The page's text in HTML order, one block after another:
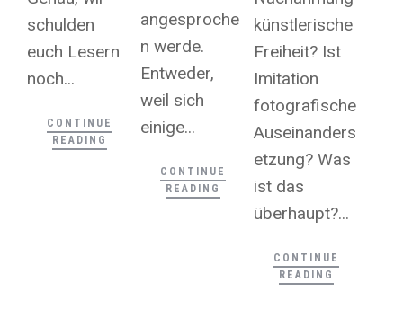
schulden
euch Lesern
noch...
CONTINUE
READING
angesproche
n werde.
Entweder,
weil sich
einige...
CONTINUE
READING
künstlerische
Freiheit? Ist
Imitation
fotografische
Auseinanders
etzung? Was
ist das
überhaupt?...
CONTINUE
READING